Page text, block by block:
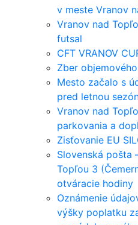
v meste Vranov
Vranov nad
futsal
CFT VRANOV
Zber
Mesto začalo s
pred letnou
Vranov nad
parkovania a
Zisťovanie EU
Slovenská pošta
Topľou 3
otváracie hodiny
Oznámenie
výšky poplatku